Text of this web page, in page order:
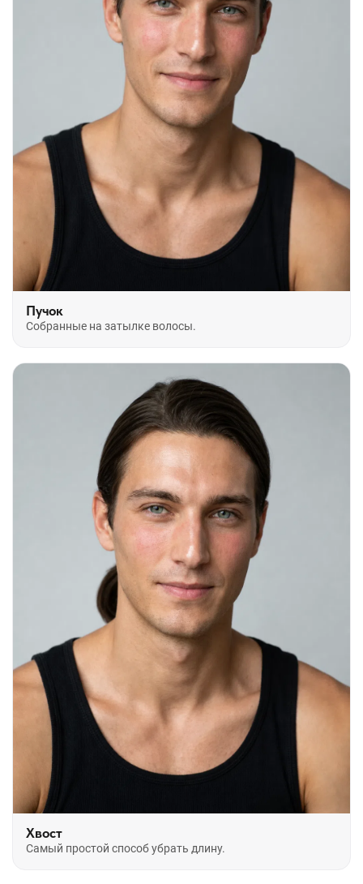
Пучок
Собранные на затылке волосы.
Хвост
Самый простой способ убрать длину.